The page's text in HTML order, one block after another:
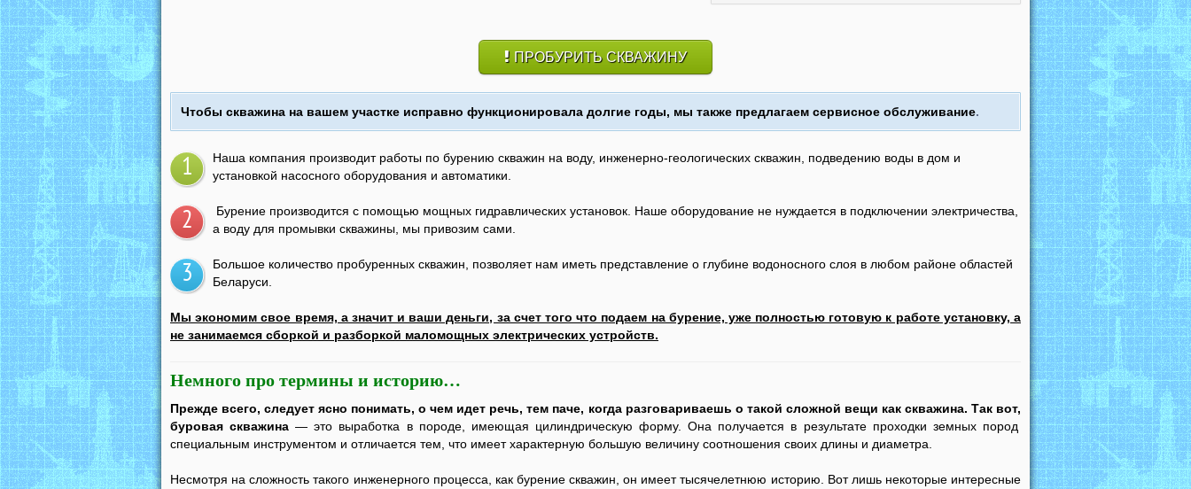
ПРОБУРИТЬ СКВАЖИНУ
Чтобы скважина на вашем участке исправно функционировала долгие годы, мы также предлагаем сервисное обслуживание.
1
Наша компания производит работы по бурению скважин на воду, инженерно-геологических скважин, подведению воды в дом и
установкой насосного оборудования и автоматики.
2
Бурение производится с помощью мощных гидравлических установок. Наше оборудование не нуждается в подключении электричества,
а воду для промывки скважины, мы привозим сами.
3
Большое количество пробуренных скважин, позволяет нам иметь представление о глубине водоносного слоя в любом районе областей
Беларуси.
Мы экономим свое время, а значит и ваши деньги, за счет того что подаем на бурение, уже полностью готовую к работе установку, а
не занимаемся сборкой и разборкой маломощных электрических устройств.
Немного про термины и историю…
Прежде всего, следует ясно понимать, о чем идет речь, тем паче, когда разговариваешь о такой сложной вещи как скважина. Так вот,
буровая скважина— это выработка в породе, имеющая цилиндрическую форму. Она получается в результате проходки земных пород
специальным инструментом и отличается тем, что имеет характерную большую величину соотношения своих длины и диаметра.
Несмотря на сложность такого инженерного процесса, как бурение скважин, он имеет тысячелетнюю историю. Вот лишь некоторые интересные